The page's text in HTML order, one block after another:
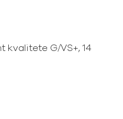
kvalitete G/VS+, 14